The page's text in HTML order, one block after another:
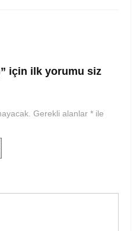
için ilk yorumu siz
Gerekli alanlar * ile